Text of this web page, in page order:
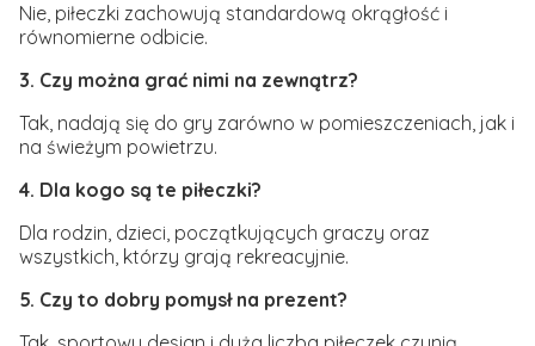
Nie, piłeczki zachowują standardową okrągłość i
równomierne odbicie.
3. Czy można grać nimi na zewnątrz?
Tak, nadają się do gry zarówno w pomieszczeniach, jak i
na świeżym powietrzu.
4. Dla kogo są te piłeczki?
Dla rodzin, dzieci, początkujących graczy oraz
wszystkich, którzy grają rekreacyjnie.
5. Czy to dobry pomysł na prezent?